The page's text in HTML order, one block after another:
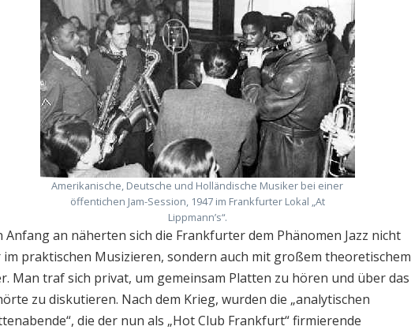
Amerikanische, Deutsche und Holländische Musiker bei einer
öffentichen Jam-Session, 1947 im Frankfurter Lokal „At
Lippmann’s“.
Anfang an näherten sich die Frankfurter dem Phänomen Jazz nicht
im praktischen Musizieren, sondern auch mit großem theoretischem
Man traf sich privat, um gemeinsam Platten zu hören und über das
zu diskutieren. Nach dem Krieg, wurden die „analytischen
die der nun als „Hot Club Frankfurt“ firmierende